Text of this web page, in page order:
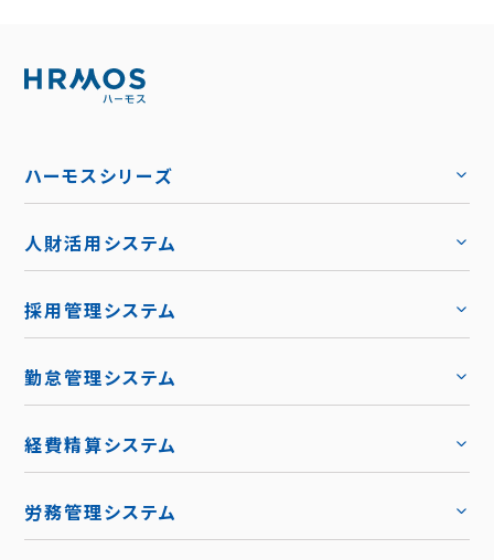
ハーモスシリーズ
人財活用システム
採用管理システム
料金
キャリア採用
勤怠管理システム
経費精算システム
労務管理システム